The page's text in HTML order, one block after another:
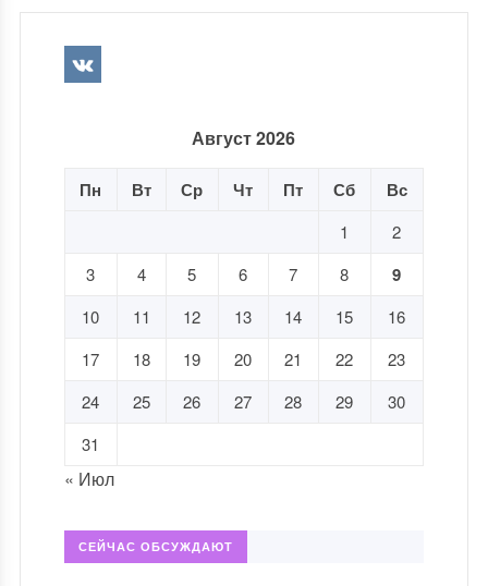
Август 2026
Пн Вт Ср Чт Пт Сб Вс
1
2
3
4 5 6 7 8 9
10 11 12 13 14 15
16
17
18 19 20 21 22
23
24
25 26 27 28 29
30
31
« Июл
СЕЙЧАС ОБСУЖДАЮТ